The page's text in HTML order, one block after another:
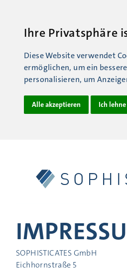
Ihre Privatsphäre
Diese Website verwendet
ermöglichen, um ein
personalisieren, um
Alle akzeptieren Ich
SOPHISTICATES GmbH
Eichhornstraße 5